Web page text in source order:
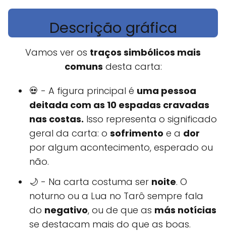
Descrição gráfica
Vamos ver os traços simbólicos mais
comuns desta carta:
💀 - A figura principal é uma pessoa
deitada com as 10 espadas cravadas
nas costas. Isso representa o significado
geral da carta: o sofrimento e a dor
por algum acontecimento, esperado ou
não.
🌙 - Na carta costuma ser noite. O
noturno ou a Lua no Tarô sempre fala
do negativo, ou de que as más notícias
se destacam mais do que as boas.